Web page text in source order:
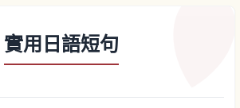
實用日語短句